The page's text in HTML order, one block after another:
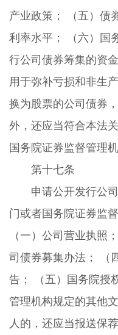
产业政策； （五）债
利率水平； （六）国
行公司债券筹集的资
用于弥补亏损和非生
换为股票的公司债券
外，还应当符合本法
国务院证券监督管理机
第十七条
申请公开发行公
门或者国务院证券监
（一）公司营业执照
司债券募集办法； （
告； （五）国务院授
管理机构规定的其他
人的，还应当报送保